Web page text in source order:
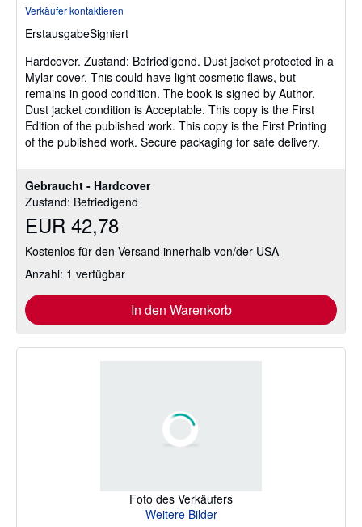
Gebraucht - Hardcover
Zustand: Befriedigend
EUR 42,78
Kostenlos für den Versand innerhalb von/der USA
Anzahl: 1 verfügbar
In den Warenkorb
Verkäufer kontaktieren
ErstausgabeSigniert
Hardcover. Zustand: Befriedigend. Dust jacket protected in a
Mylar cover. This could have light cosmetic flaws, but
remains in good condition. The book is signed by Author.
Dust jacket condition is Acceptable. This copy is the First
Edition of the published work. This copy is the First Printing
of the published work. Secure packaging for safe delivery.
Foto des Verkäufers
Weitere Bilder